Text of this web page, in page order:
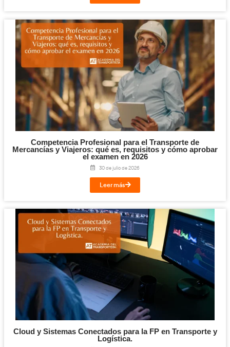
Profesional del Transporte(AT).
¡Compártelo!
Facebook Twitter LinkedIn
Email Imprimir